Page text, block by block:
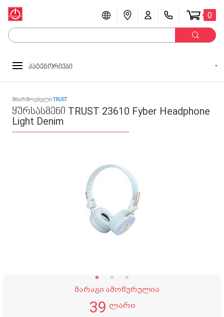
0
კატეგორიები
მწარმოებელიTRUST
ყურსასმენი TRUST 23610 Fyber Headphone
Light Denim
მარაგი ამოწურულია
39 ლარი